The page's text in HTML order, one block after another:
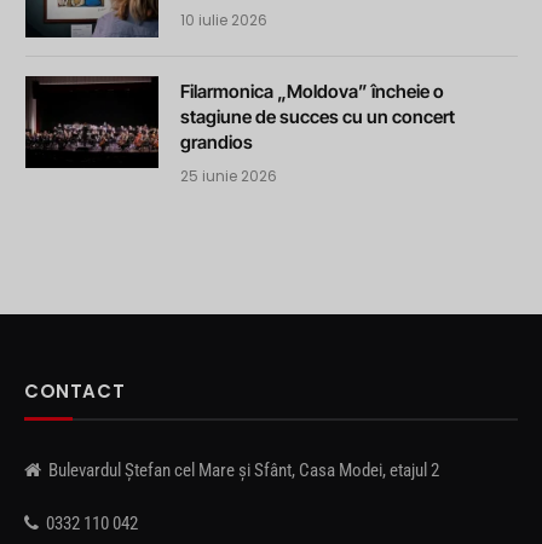
10 iulie 2026
Filarmonica „Moldova” încheie o
stagiune de succes cu un concert
grandios
25 iunie 2026
CONTACT
Bulevardul Ștefan cel Mare și Sfânt, Casa Modei, etajul 2
0332 110 042